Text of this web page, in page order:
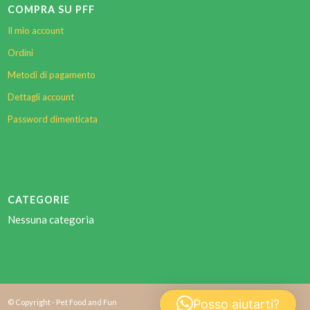
COMPRA SU PFF
Il mio account
Ordini
Metodi di pagamento
Dettagli account
Password dimenticata
CATEGORIE
Nessuna categoria
© Copyright - Pet Food and Fun Posso aiutarti?